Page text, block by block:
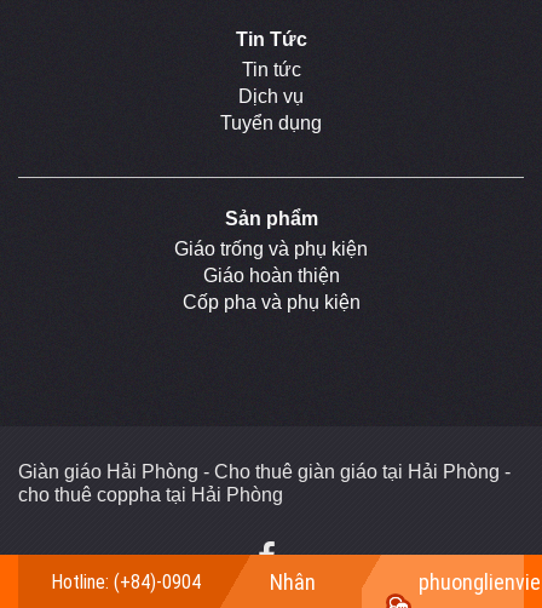
Tin Tức
Tin tức
Dịch vụ
Tuyển dụng
Sản phẩm
Giáo trống và phụ kiện
Giáo hoàn thiện
Cốp pha và phụ kiện
Giàn giáo Hải Phòng - Cho thuê giàn giáo tại Hải Phòng -
cho thuê coppha tại Hải Phòng
Hotline: (+84)-0904 Nhân